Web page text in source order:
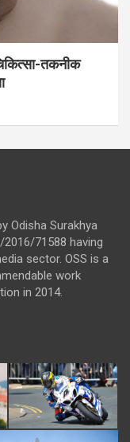
तकनीक
Odisha Surakhya
2016/71588 having
sector. OSS is a
work
in 2014.